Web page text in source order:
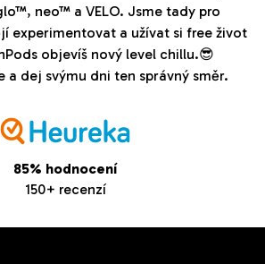
neo™ a VELO. Jsme tady pro
experimentovat a užívat si free život
objevíš nový level chillu.😎
a dej svýmu dni ten správný směr.
85% hodnocení
150+ recenzí